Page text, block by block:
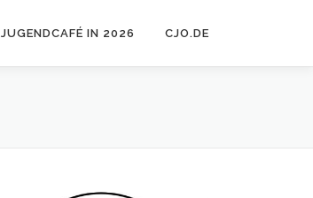
JUGENDCAFÉ IN 2026 CJO.DE